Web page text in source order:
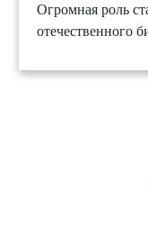
Огромная роль
отечественного